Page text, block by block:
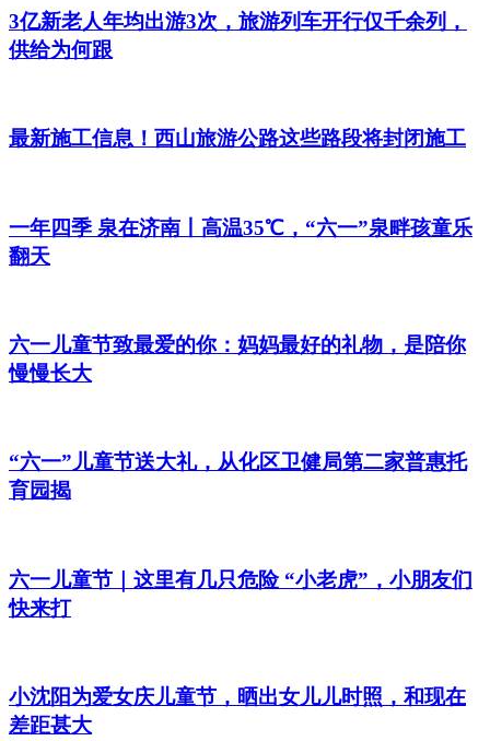
3亿新老人年均出游3次，旅游列车开行仅千余列，
供给为何跟
最新施工信息！西山旅游公路这些路段将封闭施工
一年四季 泉在济南丨高温35℃，“六一”泉畔孩童乐
翻天
六一儿童节致最爱的你：妈妈最好的礼物，是陪你
慢慢长大
“六一”儿童节送大礼，从化区卫健局第二家普惠托
育园揭
六一儿童节｜这里有几只危险 “小老虎”，小朋友们
快来打
小沈阳为爱女庆儿童节，晒出女儿儿时照，和现在
差距甚大